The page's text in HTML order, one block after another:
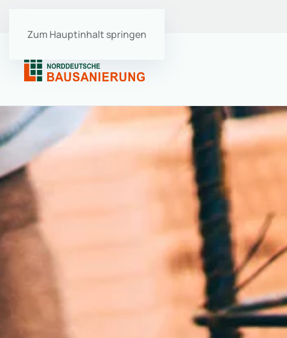
Zum Hauptinhalt springen